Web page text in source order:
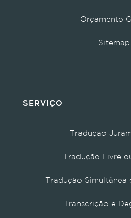
Orçamento
Sitemap
SERVIÇO
Tradução
Tradução Livre
Tradução Simultânea
Transcrição e